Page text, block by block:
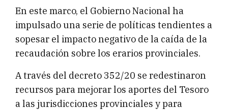
En este marco, el Gobierno Nacional ha
impulsado una serie de políticas tendientes a
sopesar el impacto negativo de la caída de la
recaudación sobre los erarios provinciales.
A través del decreto 352/20 se redestinaron
recursos para mejorar los aportes del Tesoro
a las jurisdicciones provinciales y para